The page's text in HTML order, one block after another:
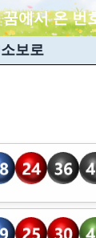
꿈에서 온 번
보로